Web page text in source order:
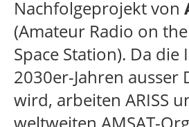
Nachfolgeprojekt von
(Amateur Radio on
Space Station). Da die
2030er-Jahren ausser
wird, arbeiten ARISS